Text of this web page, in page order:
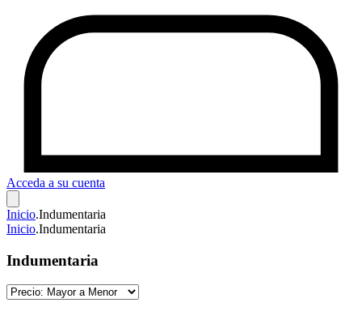
Acceda a su cuenta
Inicio.Indumentaria
Inicio.Indumentaria
Indumentaria